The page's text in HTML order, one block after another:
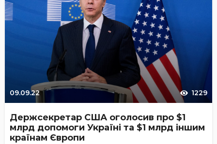
09.09.22 1229
Держсекретар США оголосив про $1
млрд допомоги Україні та $1 млрд іншим
країнам Європи